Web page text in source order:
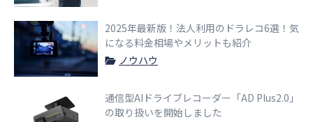
2025年最新版！法人利用のドラレコ6選！気
になる料金相場やメリットも紹介
ノウハウ
通信型AIドライブレコーダー「AD Plus2.0」
の取り扱いを開始しました